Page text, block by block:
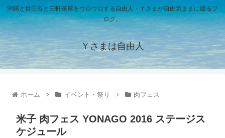
沖縄と世田谷と三軒茶屋をウロウロする自由人・Ｙさまが自由気ままに綴るブ
ログ。
Ｙさまは自由人
ホーム イベント・祭り 肉フェス
米子 肉フェス YONAGO 2016 ステージス
ケジュール